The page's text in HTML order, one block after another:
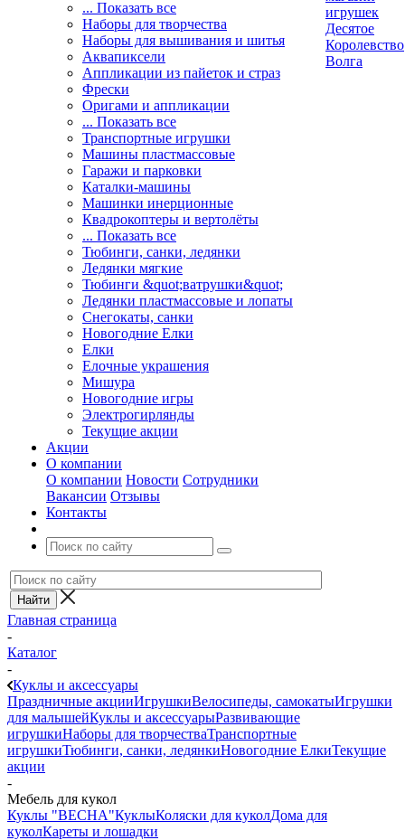
... Показать все
Наборы для творчества
Наборы для вышивания и шитья
Аквапиксели
Аппликации из пайеток и страз
Фрески
Оригами и аппликации
... Показать все
Транспортные игрушки
Машины пластмассовые
Гаражи и парковки
Каталки-машины
Машинки инерционные
Квадрокоптеры и вертолёты
... Показать все
Тюбинги, санки, ледянки
Ледянки мягкие
Тюбинги &quot;ватрушки&quot;
Ледянки пластмассовые и лопаты
Снегокаты, санки
Новогодние Елки
Елки
Елочные украшения
Мишура
Новогодние игры
Электрогирлянды
Текущие акции
Акции
О компании
О компании Новости Сотрудники
Вакансии Отзывы
Контакты
Главная страница
-
Каталог
-
Куклы и аксессуары
Праздничные акцииИгрушкиВелосипеды, самокатыИгрушки
для малышейКуклы и аксессуарыРазвивающие
игрушкиНаборы для творчестваТранспортные
игрушкиТюбинги, санки, ледянкиНовогодние ЕлкиТекущие
акции
-
Мебель для кукол
Куклы "ВЕСНА"КуклыКоляски для куколДома для
куколКареты и лошадки